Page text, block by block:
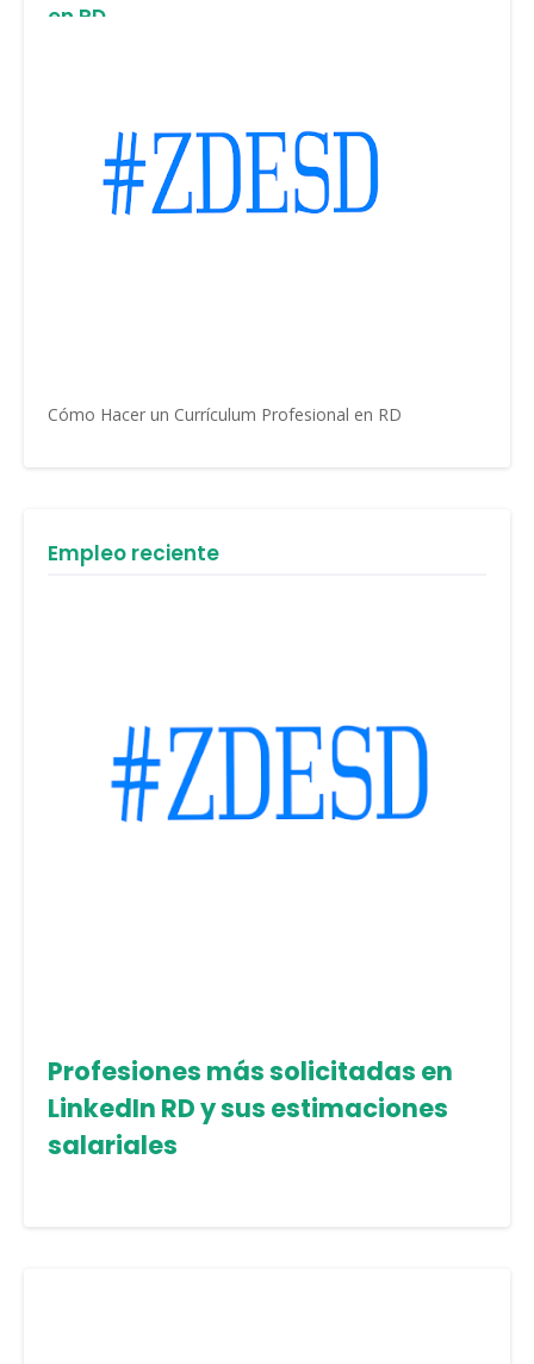
en RD
Cómo Hacer un Currículum Profesional en RD
Empleo reciente
Profesiones más solicitadas en
LinkedIn RD y sus estimaciones
salariales